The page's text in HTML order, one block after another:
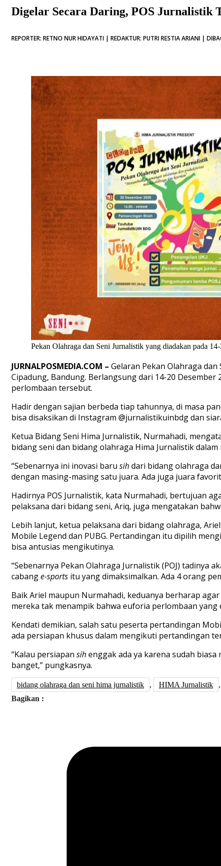
Digelar Secara Daring, POS Jurnalistik
REPORTER: RETNO NUR HIDAYATI | REDAKTUR: PUTRI RESTIA ARIANI |
Pekan Olahraga dan Seni Jurnalistik yang diadakan pada
JURNALPOSMEDIA.COM – Gelaran Pekan Olahraga
Cipadung, Bandung. Berlangsung dari 14-20
perlombaan tersebut.
Hadir dengan sajian berbeda tiap tahunnya, di masa
bisa disaksikan di Instagram @jurnalistikuinbdg dan
Ketua Bidang Seni Hima Jurnalistik, Nurmahadi,
bidang seni dan bidang olahraga Hima Jurnalistik
“Sebenarnya ini inovasi baru sihdari bidang olahraga
dengan masing-masing satu juara. Ada juga juara
Hadirnya POS Jurnalistik, kata Nurmahadi, bertujuan
pelaksana dari bidang seni, Ariq, juga mengatakan
Lebih lanjut, ketua pelaksana dari bidang olahraga,
Mobile Legend dan PUBG. Pertandingan itu dipilih
bisa antusias mengikutinya.
“Sebenarnya Pekan Olahraga Jurnalistik (POJ) tadinya
cabange-sports itu yang dimaksimalkan. Ada 4 orang
Baik Ariel maupun Nurmahadi, keduanya berharap
mereka tak menampik bahwa euforia perlombaan
Kendati demikian, salah satu peserta pertandingan
ada persiapan khusus dalam mengikuti pertandingan
“Kalau persiapan sihenggak ada ya karena sudah
banget,” pungkasnya.
bidang olahraga dan seni hima jurnalistik , HIMA Jurnalistik
Bagikan :